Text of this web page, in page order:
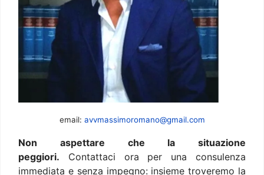
email: avvmassimoromano@gmail.com
Non aspettare che la situazione
peggiori. Contattaci ora per una consulenza
immediata e senza impegno: insieme troveremo la